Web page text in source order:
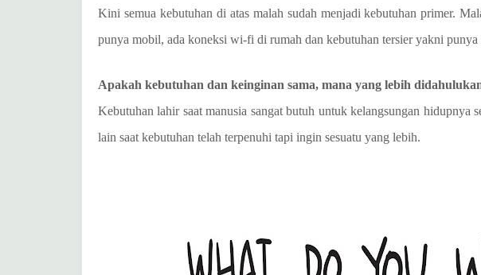
Kini semua kebutuhan di atas malah sudah menjadi kebutuhan primer.
punya mobil, ada koneksi wi-fi di rumah dan kebutuhan tersier yakni
Apakah kebutuhan dan keinginan sama, mana yang lebih
Kebutuhan lahir saat manusia sangat butuh untuk kelangsungan hidupnya
lain saat kebutuhan telah terpenuhi tapi ingin sesuatu yang lebih.